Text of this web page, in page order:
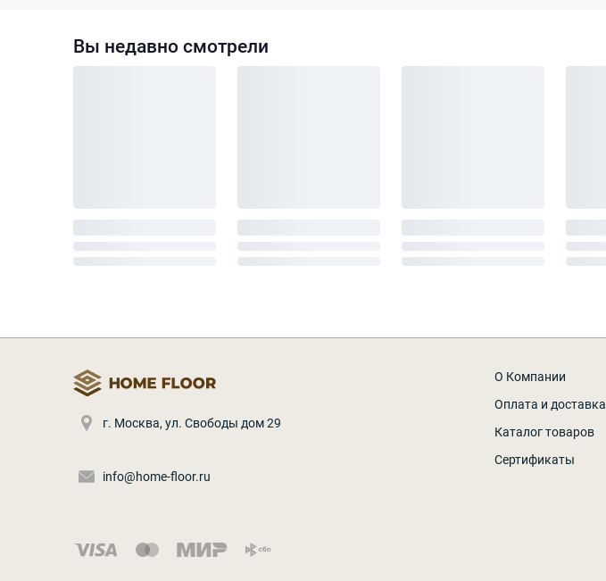
Вы недавно смотрели
г. Москва, ул. Свободы дом 29
info@home-floor.ru
О Компании
Оплата и доставка
Каталог товаров
Сертификаты